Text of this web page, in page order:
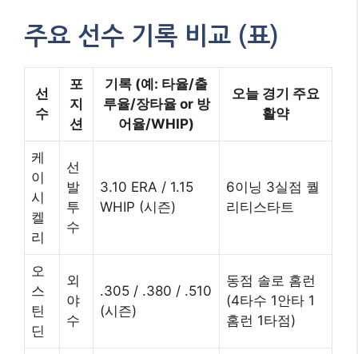
주요 선수 기록 비교 (표)
선
수
포
지
션
기록 (예: 타율/출
루율/장타율 or 방
어율/WHIP)
오늘 경기 주요
활약
케
이
시
켈
리
선
발
투
수
3.10 ERA / 1.15
WHIP (시즌)
6이닝 3실점 퀄
리티스타트
오
스
틴
딘
외
야
수
.305 / .380 / .510
(시즌)
동점 솔로 홈런
(4타수 1안타 1
홈런 1타점)